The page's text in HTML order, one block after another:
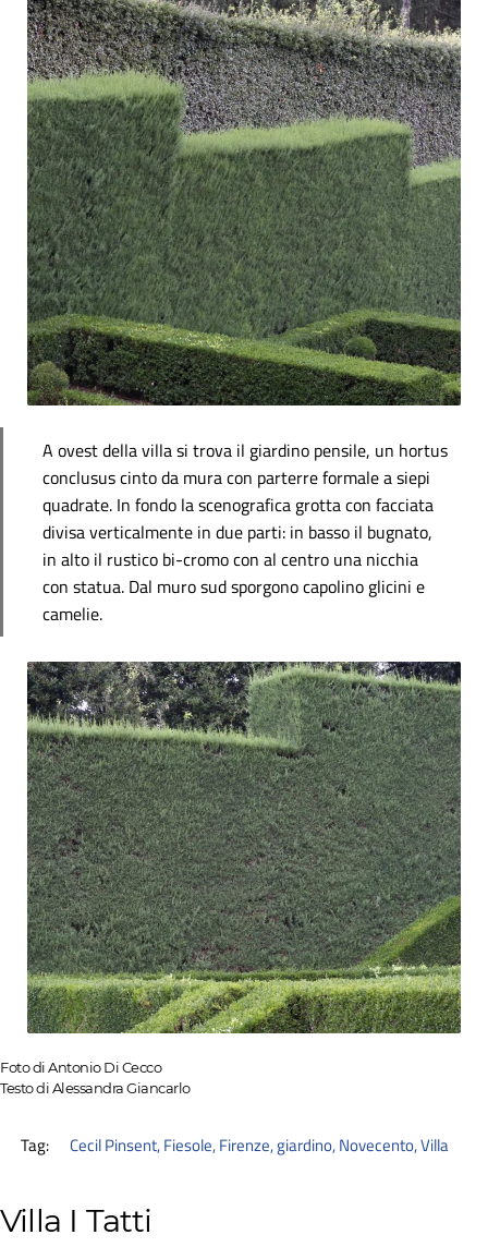
A ovest della villa si trova il giardino pensile, un hortus
conclusus cinto da mura con parterre formale a siepi
quadrate. In fondo la scenografica grotta con facciata
divisa verticalmente in due parti: in basso il bugnato,
in alto il rustico bi-cromo con al centro una nicchia
con statua. Dal muro sud sporgono capolino glicini e
camelie.
Foto di Antonio Di Cecco
Testo di Alessandra Giancarlo
Tag: Cecil Pinsent,Fiesole,Firenze,giardino,Novecento,Villa
Villa I Tatti